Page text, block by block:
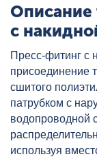
Описание
с
VALTEC,
Пресс-фитинг c
присоединение
сшитого
патрубком с
водопроводной
используя